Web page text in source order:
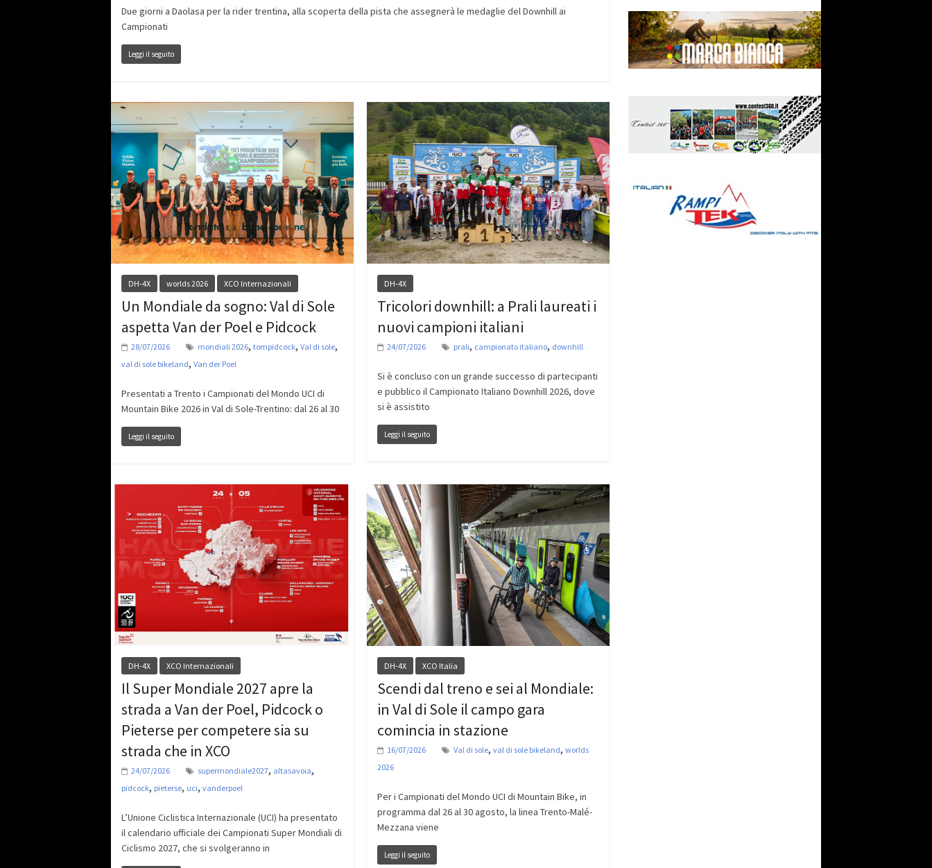
Due giorni a Daolasa per la rider trentina, alla scoperta della pista che assegnerà le medaglie del Downhill ai
Campionati
Leggi il seguito
DH-4X worlds 2026 XCO Internazionali
Un Mondiale da sogno: Val di Sole
aspetta Van der Poel e Pidcock
28/07/2026 mondiali 2026, tompidcock, Val di sole,
val di sole bikeland, Van der Poel
Presentati a Trento i Campionati del Mondo UCI di
Mountain Bike 2026 in Val di Sole-Trentino: dal 26 al 30
Leggi il seguito
DH-4X
Tricolori downhill: a Prali laureati i
nuovi campioni italiani
24/07/2026 prali, campionato italiano, downhill
Si è concluso con un grande successo di partecipanti
e pubblico il Campionato Italiano Downhill 2026, dove
si è assistito
Leggi il seguito
DH-4X XCO Internazionali
Il Super Mondiale 2027 apre la
strada a Van der Poel, Pidcock o
Pieterse per competere sia su
strada che in XCO
24/07/2026 supermondiale2027, altasavoia,
pidcock, pieterse, uci, vanderpoel
L’Unione Ciclistica Internazionale (UCI) ha presentato
il calendario ufficiale dei Campionati Super Mondiali di
Ciclismo 2027, che si svolgeranno in
DH-4X XCO Italia
Scendi dal treno e sei al Mondiale:
in Val di Sole il campo gara
comincia in stazione
16/07/2026 Val di sole, val di sole bikeland, worlds
2026
Per i Campionati del Mondo UCI di Mountain Bike, in
programma dal 26 al 30 agosto, la linea Trento-Malé-
Mezzana viene
Leggi il seguito